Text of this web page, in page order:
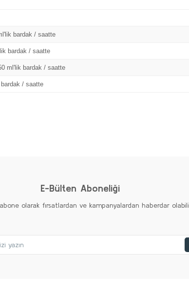
bardak / saatte
bardak / saatte
ml'lik bardak / saatte
/ saatte
E-Bülten Aboneliği
olarak fırsatlardan ve kampanyalardan haberdar